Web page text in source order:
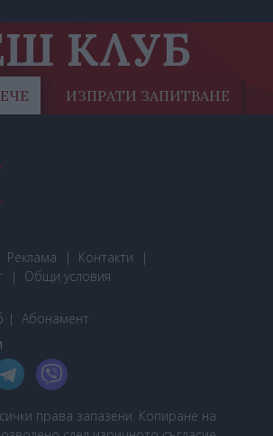
КЛУБ
ИЗПРАТИ ЗАПИТВАНЕ
Реклама
Контакти
Общи условия
Абонамент
права запазени. Копиране на